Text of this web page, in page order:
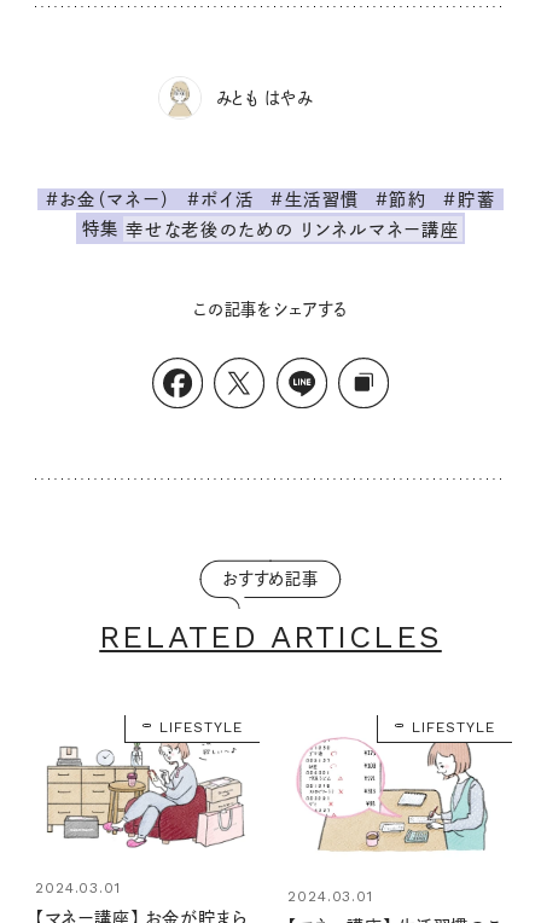
みとも はやみ
#お金（マネー） #ポイ活 #生活習慣 #節約
#貯蓄
特集 幸せな老後のための リンネルマネー講座
この記事をシェアする
おすすめ記事
RELATED ARTICLES
LIFESTYLE
2024.03.01
【マネー講座】 お金が貯まら
LIFESTYLE
2024.03.01